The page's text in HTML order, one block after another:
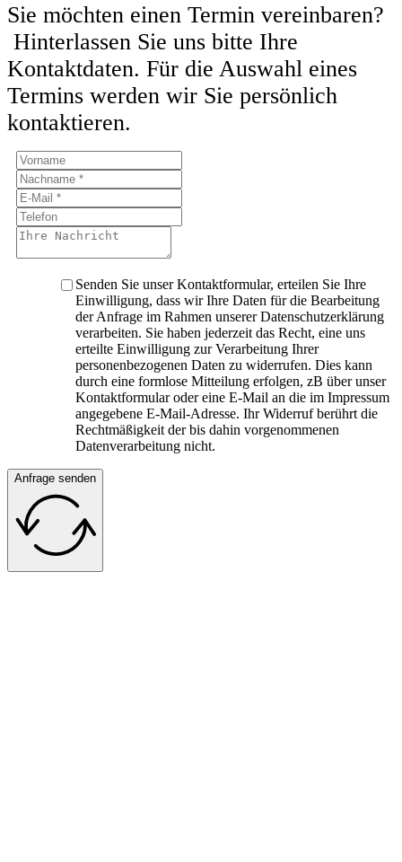
Sie möchten einen Termin vereinbaren?
Hinterlassen Sie uns bitte Ihre
Kontaktdaten. Für die Auswahl eines
Termins werden wir Sie persönlich
kontaktieren.
Senden Sie unser Kontaktformular, erteilen Sie Ihre
Einwilligung, dass wir Ihre Daten für die Bearbeitung
der Anfrage im Rahmen unserer Datenschutzerklärung
verarbeiten. Sie haben jederzeit das Recht, eine uns
erteilte Einwilligung zur Verarbeitung Ihrer
personenbezogenen Daten zu widerrufen. Dies kann
durch eine formlose Mitteilung erfolgen, zB über unser
Kontaktformular oder eine E-Mail an die im Impressum
angegebene E-Mail-Adresse. Ihr Widerruf berührt die
Rechtmäßigkeit der bis dahin vorgenommenen
Datenverarbeitung nicht.
Anfrage senden